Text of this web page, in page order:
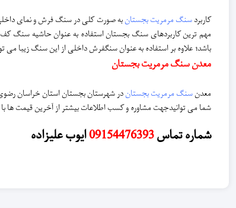
کاربرد سنگ مرمریت بجستانبه صورت کلی در سنگ فرش و نمای
مهم ترین کاربردهای سنگ بجستان استفاده به عنوان حاشیه سنگ
باشد؛ علاوه بر استفاده به عنوان سنگفرش داخلی از این سنگ زیبا می
معدن سنگ مرمریت بجستان
معدنسنگ مرمریت بجستاندر شهرستان بجستان استان خراسان
شما می توانیدجهت مشاوره و کسب اطلاعات بیشتر از آخرین قیمت ها
شماره تماس 09154476393ایوب علیزاده